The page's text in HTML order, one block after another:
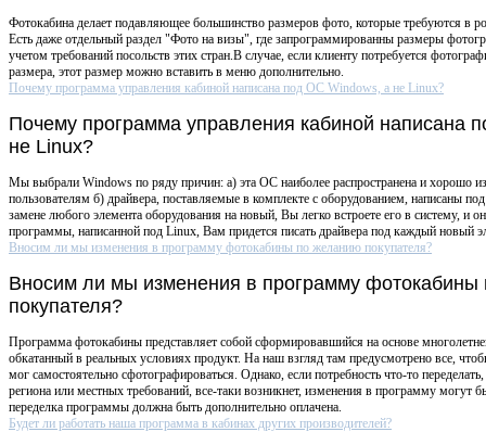
Фотокабина делает подавляющее большинство размеров фото, которые требуются в
Есть даже отдельный раздел "Фото на визы", где запрограммированны размеры
учетом требований посольств этих стран.В случае, если клиенту потребуется
размера, этот размер можно вставить в меню дополнительно.
Почему программа управления кабиной написана под ОС Windows, а не Linux?
Почему программа управления кабиной написана
не Linux?
Мы выбрали Windows по ряду причин: а) эта ОС наиболее распространена и хорошо
пользователям б) драйвера, поставляемые в комплекте с оборудованием, написаны
замене любого элемента оборудования на новый, Вы легко встроете его в систему, и он
программы, написанной под Linux, Вам придется писать драйвера под каждый новый
Вносим ли мы изменения в программу фотокабины по желанию покупателя?
Вносим ли мы изменения в программу
покупателя?
Программа фотокабины представляет собой сформировавшийся на основе
обкатанный в реальных условиях продукт. На наш взгляд там предусмотрено все,
мог самостоятельно сфотографироваться. Однако, если потребность что-то
региона или местных требований, все-таки возникнет, изменения в программу могут
переделка программы должна быть дополнительно оплачена.
Будет ли работать наша программа в кабинах других производителей?